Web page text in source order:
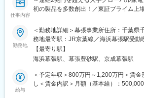
■仕訳入力について
応いただきます。
・AIの導入を積極的に行っており、業務
に向き合える環境を推進しています。
当社はクライアントサービスに関わる様
め、ご志向・スキルに応じて以下の業務
仕事内容
初の製品を多数創出！／東証プライム上
★次の日本初、世界初をつくりだしていく
て、
IT経理分野マネージャー（管理職採用）
■業務内容：
（1）日本及び海外のSAPシステム（経理
勤務地
＜勤務地詳細＞幕張事業所住所：千葉県
務地最寄駅：JR京葉線／海浜幕張駅受動
能場所あり変更の範囲：会社の定める事
む）
【最寄り駅】
海浜幕張駅、幕張豊砂駅、京成幕張駅
給与
＜予定年収＞800万円～1,200万円＜賃金
し＜賃金内訳＞月額（基本給）：